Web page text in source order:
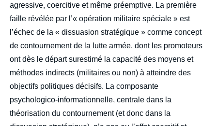
agressive, coercitive et même préemptive. La première
faille révélée par l’« opération militaire spéciale » est
l’échec de la « dissuasion stratégique » comme concept
de contournement de la lutte armée, dont les promoteurs
ont dès le départ surestimé la capacité des moyens et
méthodes indirects (militaires ou non) à atteindre des
objectifs politiques décisifs. La composante
psychologico-informationnelle, centrale dans la
théorisation du contournement (et donc dans la